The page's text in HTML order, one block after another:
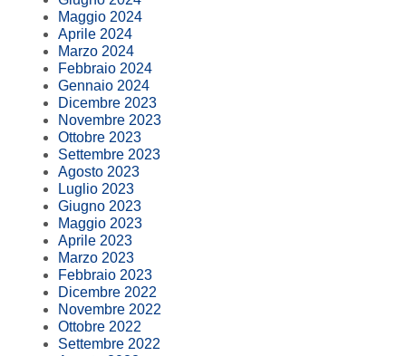
Maggio 2024
Aprile 2024
Marzo 2024
Febbraio 2024
Gennaio 2024
Dicembre 2023
Novembre 2023
Ottobre 2023
Settembre 2023
Agosto 2023
Luglio 2023
Giugno 2023
Maggio 2023
Aprile 2023
Marzo 2023
Febbraio 2023
Dicembre 2022
Novembre 2022
Ottobre 2022
Settembre 2022